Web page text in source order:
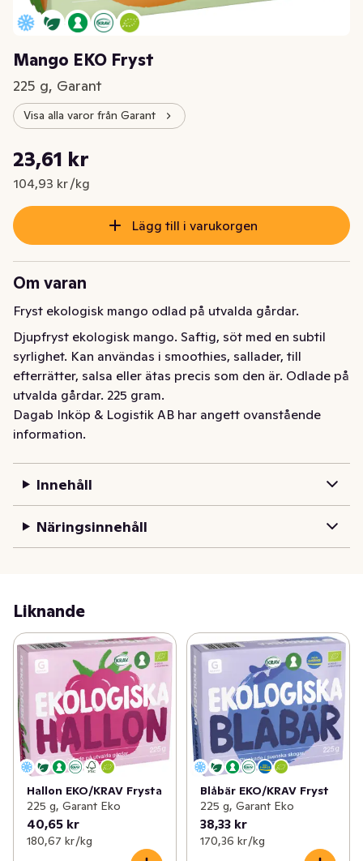
Mango EKO Fryst
225 g, Garant
Visa alla varor från Garant
Nuvarande pris är: 23,61 kr
23,61 kr
104,93 kr /kg
Styckpris: 104,93 kr /kg
Lägg till i varukorgen
Om varan
Fryst ekologisk mango odlad på utvalda gårdar.
Djupfryst ekologisk mango. Saftig, söt med en subtil
syrlighet. Kan användas i smoothies, sallader, till
efterrätter, salsa eller ätas precis som den är. Odlade på
utvalda gårdar. 225 gram.
Dagab Inköp & Logistik AB har angett ovanstående
information.
Innehåll
Näringsinnehåll
Liknande
Hallon EKO/KRAV Frysta
225 g, Garant Eko
40,65 kr
180,67 kr /kg
Blåbär EKO/KRAV Fryst
225 g, Garant Eko
38,33 kr
170,36 kr /kg